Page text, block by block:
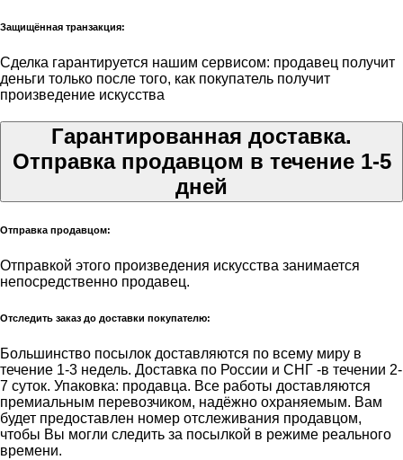
Защищённая транзакция:
Сделка гарантируется нашим сервисом: продавец получит
деньги только после того, как покупатель получит
произведение искусства
Гарантированная доставка.
Отправка продавцом в течение 1-5
дней
Отправка продавцом:
Отправкой этого произведения искусства занимается
непосредственно продавец.
Отследить заказ до доставки покупателю:
Большинство посылок доставляются по всему миру в
течение 1-3 недель. Доставка по России и СНГ -в течении 2-
7 суток. Упаковка: продавца. Все работы доставляются
премиальным перевозчиком, надёжно охраняемым. Вам
будет предоставлен номер отслеживания продавцом,
чтобы Вы могли следить за посылкой в режиме реального
времени.